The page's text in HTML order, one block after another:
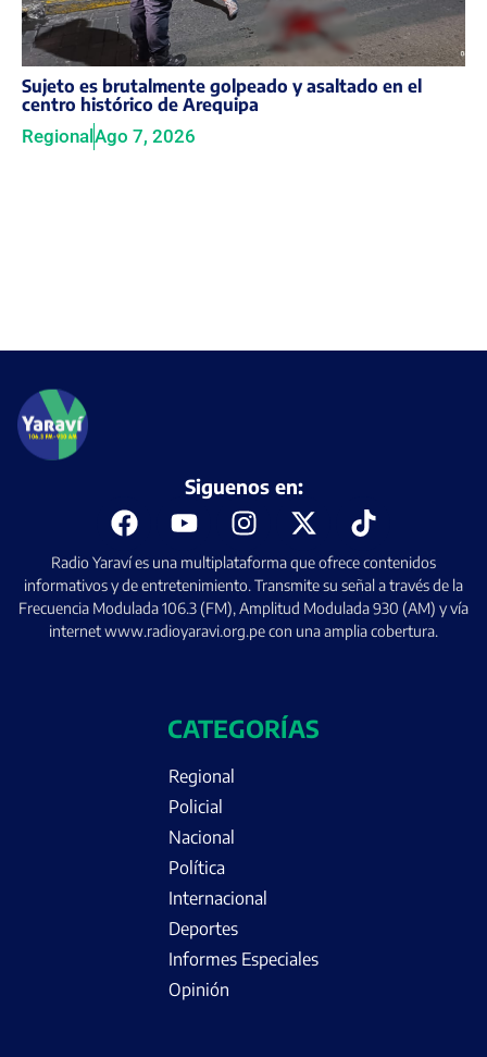
Sujeto es brutalmente golpeado y asaltado en el
centro histórico de Arequipa
RegionalAgo 7, 2026
Radio Yaraví es una multiplataforma que ofrece contenidos
informativos y de entretenimiento. Transmite su señal a través de la
Frecuencia Modulada 106.3 (FM), Amplitud Modulada 930 (AM) y vía
internet www.radioyaravi.org.pe con una amplia cobertura.
Siguenos en:
CATEGORÍAS
Regional
Policial
Nacional
Política
Internacional
Deportes
Informes Especiales
Opinión